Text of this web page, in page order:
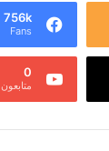
756k
Fans
0
متابعون